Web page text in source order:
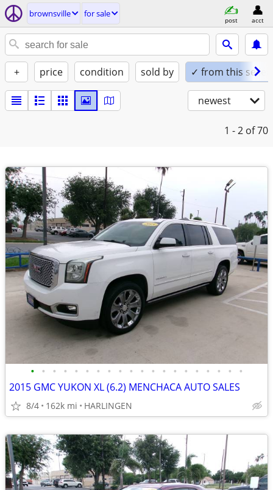
brownsville for sale
post acct
+ price condition sold by ✓ from this seller
newest
1 - 2 of 70
• • • • • • • • • • • • • • • • • • • •
2015 GMC YUKON XL (6.2) MENCHACA AUTO SALES
8/4 162k mi HARLINGEN